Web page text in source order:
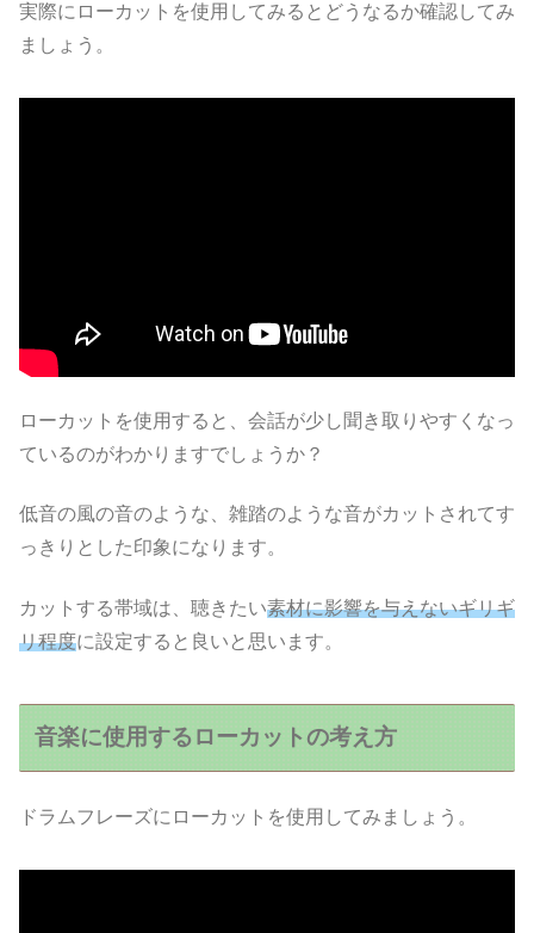
実際にローカットを使用してみるとどうなるか確認してみ
ましょう。
ローカットを使用すると、会話が少し聞き取りやすくなっ
ているのがわかりますでしょうか？
低音の風の音のような、雑踏のような音がカットされてす
っきりとした印象になります。
カットする帯域は、聴きたい素材に影響を与えないギリギ
リ程度に設定すると良いと思います。
音楽に使用するローカットの考え方
ドラムフレーズにローカットを使用してみましょう。